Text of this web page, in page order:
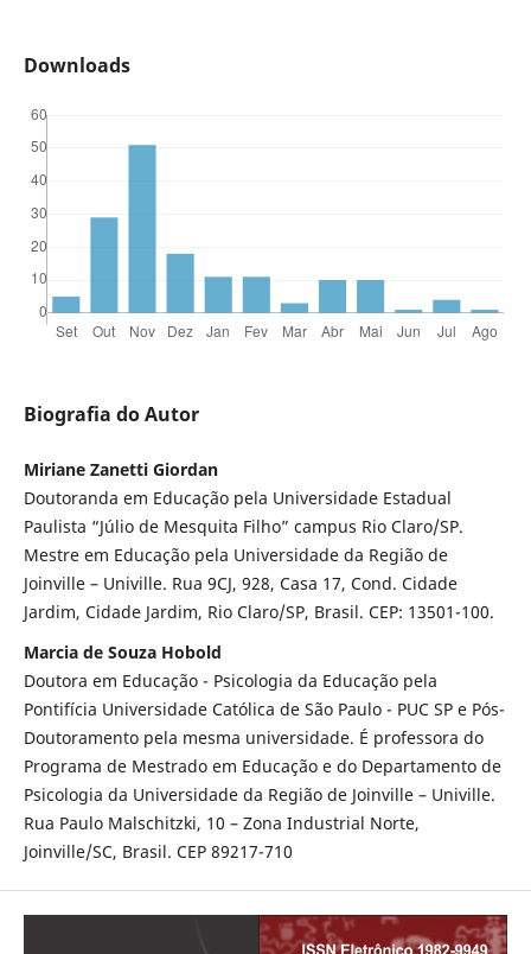
Downloads
Biografia do Autor
Miriane Zanetti Giordan
Doutoranda em Educação pela Universidade Estadual
Paulista “Júlio de Mesquita Filho” campus Rio Claro/SP.
Mestre em Educação pela Universidade da Região de
Joinville – Univille. Rua 9CJ, 928, Casa 17, Cond. Cidade
Jardim, Cidade Jardim, Rio Claro/SP, Brasil. CEP: 13501-100.
Marcia de Souza Hobold
Doutora em Educação - Psicologia da Educação pela
Pontifícia Universidade Católica de São Paulo - PUC SP e Pós-
Doutoramento pela mesma universidade. É professora do
Programa de Mestrado em Educação e do Departamento de
Psicologia da Universidade da Região de Joinville – Univille.
Rua Paulo Malschitzki, 10 – Zona Industrial Norte,
Joinville/SC, Brasil. CEP 89217-710